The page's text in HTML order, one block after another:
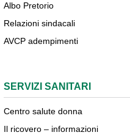
Albo Pretorio
Relazioni sindacali
AVCP adempimenti
SERVIZI SANITARI
Centro salute donna
Il ricovero – informazioni